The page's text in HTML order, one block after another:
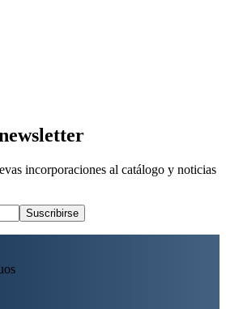
incorporaciones al catálogo y noticias
Suscribirse